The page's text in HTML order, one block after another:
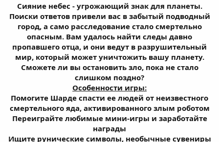
Сияние небес - угрожающий знак для планеты.
Поиски ответов привели вас в забытый подводный
город, а само расследование стало смертельно
опасным. Вам удалось найти следы давно
пропавшего отца, и они ведут в разрушительный
мир, который может уничтожить вашу планету.
Сможете ли вы остановить зло, пока не стало
слишком поздно?
Особенности игры:
Помогите Шарде спасти ее людей от неизвестного
смертельного яда, активированного злым роботом
Переиграйте любимые мини-игры и заработайте
награды
Ищите рунические символы, необычные сувениры